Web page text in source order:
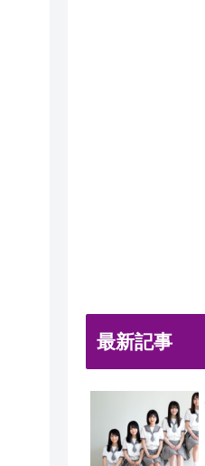
最新記事